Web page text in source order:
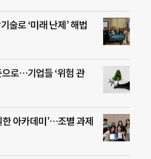
술로 ‘미래 난제’ 해법
로…기업들 ‘위험 관
아카데미’…조별 과제